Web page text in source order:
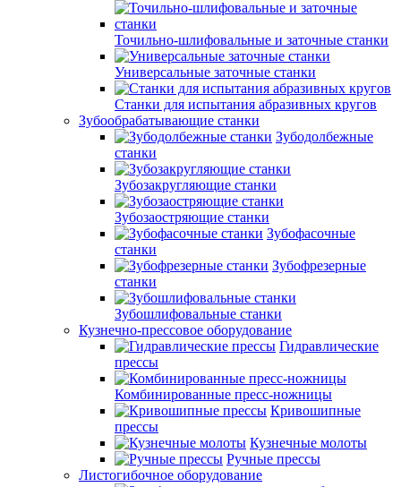
Точильно-шлифовальные и заточные станки
Универсальные заточные станки
Станки для испытания абразивных кругов
Зубообрабатывающие станки
Зубодолбежные
станки
Зубозакругляющие станки
Зубозаостряющие станки
Зубофасочные
станки
Зубофрезерные
станки
Зубошлифовальные станки
Кузнечно-прессовое оборудование
Гидравлические
прессы
Комбинированные пресс-ножницы
Кривошипные
прессы
Кузнечные молоты
Ручные прессы
Листогибочное оборудование